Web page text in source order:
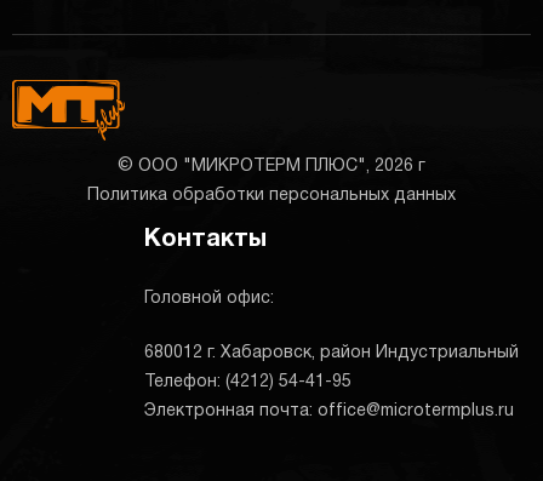
© ООО "МИКРОТЕРМ ПЛЮС", 2026 г
Политика обработки персональных данных
Контакты
Головной офис:
680012 г. Хабаровск, район Индустриальный
Телефон: (4212) 54-41-95
Электронная почта: office@microtermplus.ru